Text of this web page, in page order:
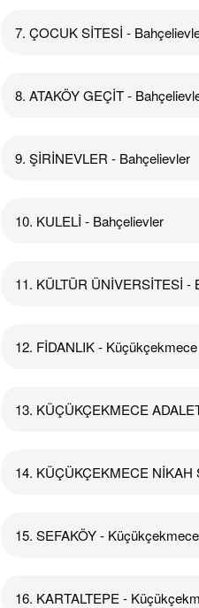
7. ÇOCUK SİTESİ -
8. ATAKÖY GEÇİT -
9. ŞİRİNEVLER - Bahçelievler
10. KULELİ - Bahçelievler
11. KÜLTÜR ÜNİVERSİTESİ -
12. FİDANLIK - Küçükçekmece
13. KÜÇÜKÇEKMECE
14. KÜÇÜKÇEKMECE
15. SEFAKÖY - Küçükçekmece
16. KARTALTEPE -